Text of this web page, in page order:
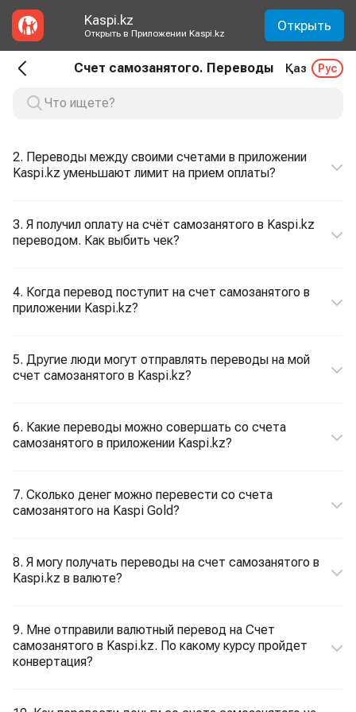
Kaspi.kz
Открыть в Приложении Kaspi.kz Открыть
Счет самозанятого. Переводы Қаз Рус
2. Переводы между своими счетами в приложении
Kaspi.kz уменьшают лимит на прием оплаты?
3. Я получил оплату на счёт самозанятого в Kaspi.kz
переводом. Как выбить чек?
4. Когда перевод поступит на счет самозанятого в
приложении Kaspi.kz?
5. Другие люди могут отправлять переводы на мой
счет самозанятого в Kaspi.kz?
6. Какие переводы можно совершать со счета
самозанятого в приложении Kaspi.kz?
7. Сколько денег можно перевести со счета
самозанятого на Kaspi Gold?
8. Я могу получать переводы на счет самозанятого в
Kaspi.kz в валюте?
9. Мне отправили валютный перевод на Счет
самозанятого в Kaspi.kz. По какому курсу пройдет
конвертация?